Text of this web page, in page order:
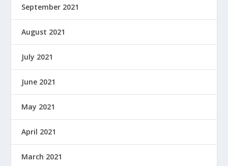
September 2021
August 2021
July 2021
June 2021
May 2021
April 2021
March 2021